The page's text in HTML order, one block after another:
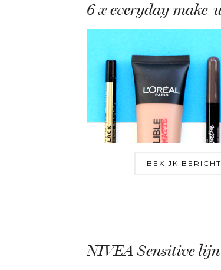
BEKIJK BERICHT